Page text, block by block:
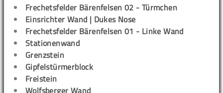
Frechetsfelder Bärenfelsen 02 - Türmchen
Einsrichter Wand | Dukes Nose
Frechetsfelder Bärenfelsen 01 - Linke Wand
Stationenwand
Grenzstein
Gipfelstürmerblock
Freistein
Wolfsberger Wand